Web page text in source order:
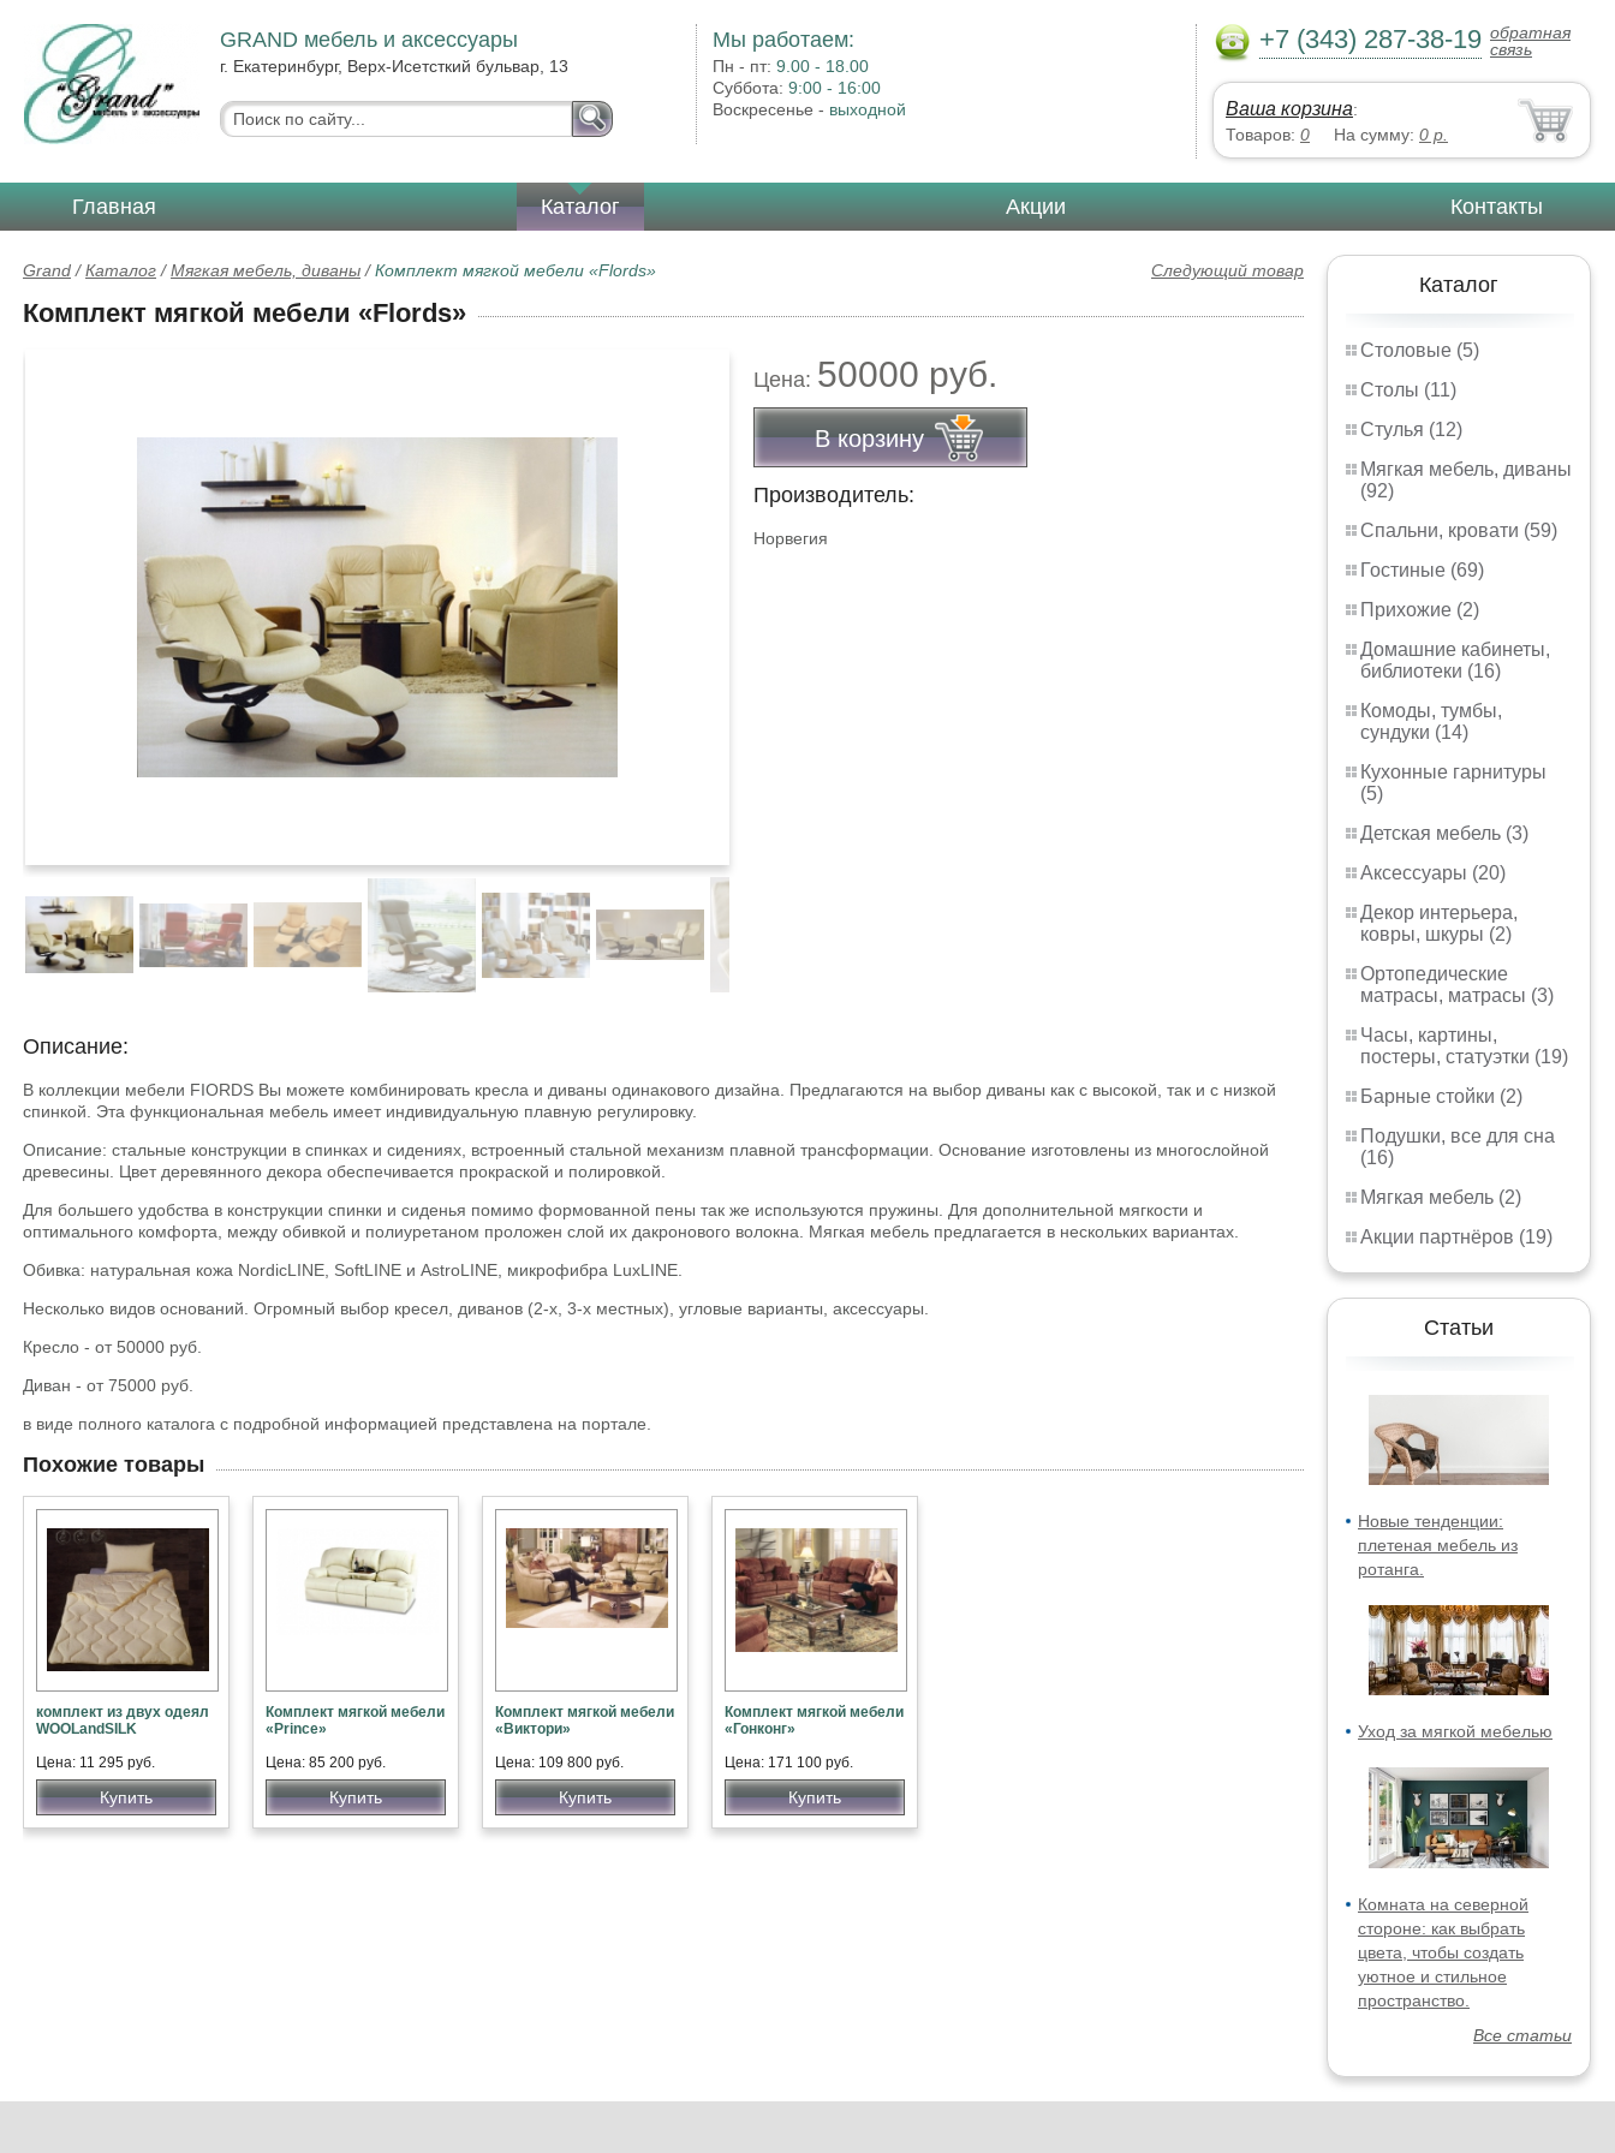
GRAND мебель и аксессуары
г. Екатеринбург, Верх-Исетсткий бульвар, 13
Мы работаем:
Пн - пт:9.00 - 18.00
Суббота:9:00 - 16:00
Воскресенье - выходной
+7 (343) 287-38-19 обратная
связь
Ваша корзина:
Товаров: 0 На сумму: 0 р.
Главная Каталог Акции Контакты
Каталог
Столовые (5)
Столы (11)
Стулья (12)
Мягкая мебель, диваны
(92)
Спальни, кровати (59)
Гостиные (69)
Прихожие (2)
Домашние кабинеты,
библиотеки (16)
Комоды, тумбы,
сундуки (14)
Кухонные гарнитуры
(5)
Детская мебель (3)
Аксессуары (20)
Декор интерьера,
ковры, шкуры (2)
Ортопедические
матрасы, матрасы (3)
Часы, картины,
постеры, статуэтки (19)
Барные стойки (2)
Подушки, все для сна
(16)
Мягкая мебель (2)
Акции партнёров (19)
Статьи
Новые тенденции:
плетеная мебель из
ротанга.
Уход за мягкой мебелью
Комната на северной
стороне: как выбрать
цвета, чтобы создать
уютное и стильное
пространство.
Все статьи
Следующий товар
Grand /Каталог /Мягкая мебель, диваны /Комплект мягкой мебели «Flords»
Комплект мягкой мебели «Flords»
Цена: 50000 руб.
В корзину
Производитель:
Норвегия
Описание:
В коллекции мебели FIORDS Вы можете комбинировать кресла и диваны одинакового дизайна. Предлагаются на выбор диваны как с высокой, так и с низкой
спинкой. Эта функциональная мебель имеет индивидуальную плавную регулировку.
Описание: стальные конструкции в спинках и сидениях, встроенный стальной механизм плавной трансформации. Основание изготовлены из многослойной
древесины. Цвет деревянного декора обеспечивается прокраской и полировкой.
Для большего удобства в конструкции спинки и сиденья помимо формованной пены так же используются пружины. Для дополнительной мягкости и
оптимального комфорта, между обивкой и полиуретаном проложен слой их дакронового волокна. Мягкая мебель предлагается в нескольких вариантах.
Обивка: натуральная кожа NordicLINE, SoftLINE и AstroLINE, микрофибра LuxLINE.
Несколько видов оснований. Огромный выбор кресел, диванов (2-х, 3-х местных), угловые варианты, аксессуары.
Кресло - от 50000 руб.
Диван - от 75000 руб.
в виде полного каталога с подробной информацией представлена на портале.
Похожие товары
комплект из двух одеял
WOOLandSILK
Цена: 11 295 руб.
Купить
Комплект мягкой мебели
«Prince»
Цена: 85 200 руб.
Купить
Комплект мягкой мебели
«Виктори»
Цена: 109 800 руб.
Купить
Комплект мягкой мебели
«Гонконг»
Цена: 171 100 руб.
Купить